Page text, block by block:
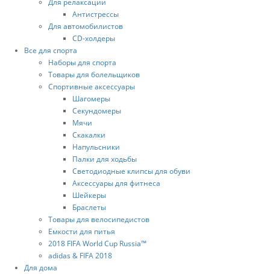
Для релаксации
Антистрессы
Для автомобилистов
CD-холдеры
Все для спорта
Наборы для спорта
Товары для болельщиков
Спортивные аксессуары
Шагомеры
Секундомеры
Мячи
Скакалки
Напульсники
Палки для ходьбы
Светодиодные клипсы для обуви
Аксессуары для фитнеса
Шейкеры
Браслеты
Товары для велосипедистов
Емкости для питья
2018 FIFA World Cup Russia™
adidas & FIFA 2018
Для дома